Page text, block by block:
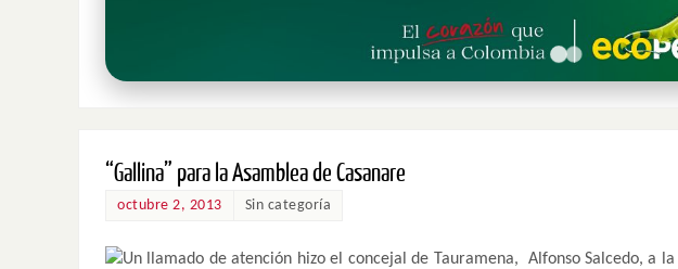
“Gallina” para la Asamblea de Casanare
octubre 2, 2013 Sin categoría
Un llamado de atención hizo el concejal de Tauramena, Alfonso Salcedo, a